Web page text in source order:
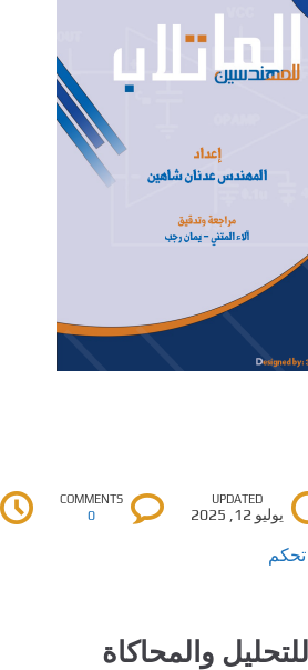
UPDATED
يوليو 12, 2025
COMMENTS
0
تحكم
والمحاكاة